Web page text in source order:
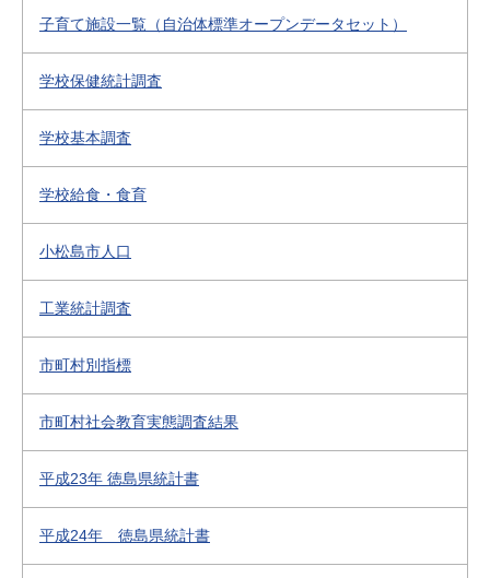
子育て施設一覧（自治体標準オープンデータセット）
学校保健統計調査
学校基本調査
学校給食・食育
小松島市人口
工業統計調査
市町村別指標
市町村社会教育実態調査結果
平成23年 徳島県統計書
平成24年 徳島県統計書